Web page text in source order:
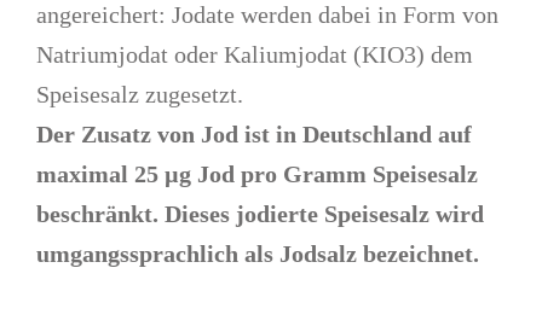
angereichert: Jodate werden dabei in Form von
Natriumjodat oder Kaliumjodat (KIO3) dem
Speisesalz zugesetzt.
Der Zusatz von Jod ist in Deutschland auf
maximal 25 µg Jod pro Gramm Speisesalz
beschränkt. Dieses jodierte Speisesalz wird
umgangssprachlich als Jodsalz bezeichnet.